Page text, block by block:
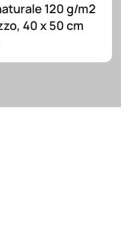
120 g/m2
40 x 50 cm